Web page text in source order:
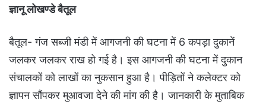
ज्ञानू लोखण्डे बैतूल
बैतूल- गंज सब्जी मंडी में आगजनी की घटना में 6 कपड़ा दुकानें
जलकर जलकर राख हो गई है। इस आगजनी की घटना में दुकान
संचालकों को लाखों का नुकसान हुआ है। पीड़ितों ने कलेक्टर को
ज्ञापन सौंपकर मुआवजा देने की मांग की है। जानकारी के मुताबिक